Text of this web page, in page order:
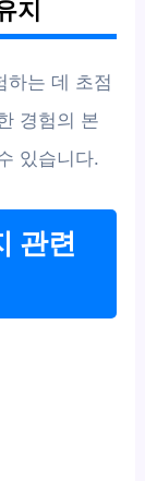
지
하는 데 초점
경험의 본
있습니다.
관련